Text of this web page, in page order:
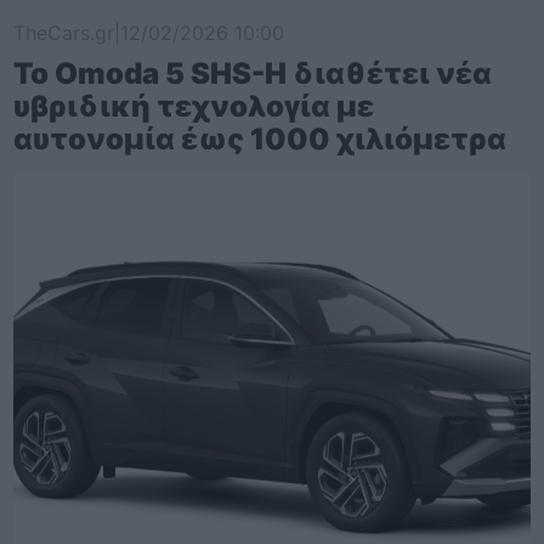
Το Omoda 5 SHS-H διαθέτει νέα
υβριδική τεχνολογία με
αυτονομία έως 1000 χιλιόμετρα